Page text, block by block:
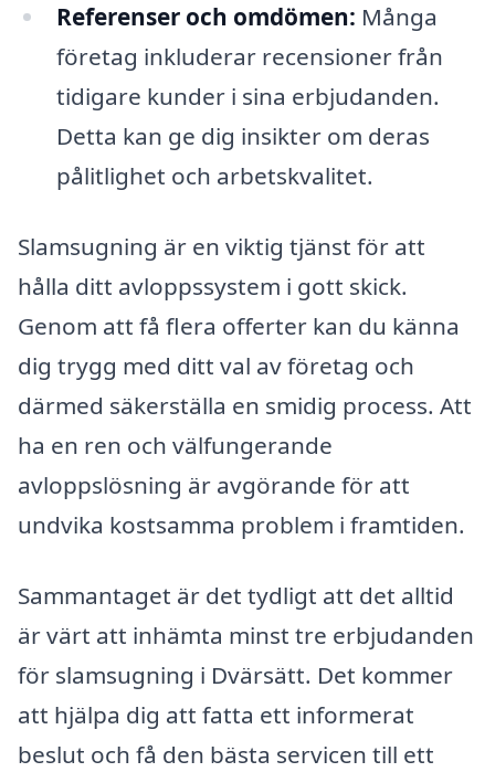
Referenser och omdömen: Många
företag inkluderar recensioner från
tidigare kunder i sina erbjudanden.
Detta kan ge dig insikter om deras
pålitlighet och arbetskvalitet.
Slamsugning är en viktig tjänst för att
hålla ditt avloppssystem i gott skick.
Genom att få flera offerter kan du känna
dig trygg med ditt val av företag och
därmed säkerställa en smidig process. Att
ha en ren och välfungerande
avloppslösning är avgörande för att
undvika kostsamma problem i framtiden.
Sammantaget är det tydligt att det alltid
är värt att inhämta minst tre erbjudanden
för slamsugning i Dvärsätt. Det kommer
att hjälpa dig att fatta ett informerat
beslut och få den bästa servicen till ett